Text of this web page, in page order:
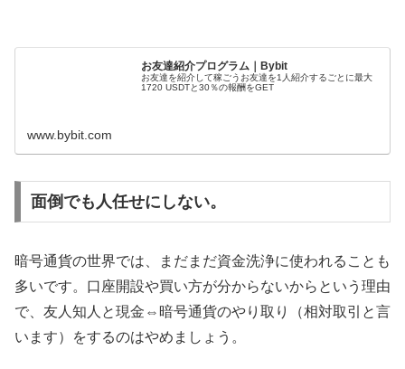
お友達紹介プログラム｜Bybit
お友達を紹介して稼ごうお友達を1人紹介するごとに最大
1720 USDTと30％の報酬をGET
www.bybit.com
面倒でも人任せにしない。
暗号通貨の世界では、まだまだ資金洗浄に使われることも
多いです。口座開設や買い方が分からないからという理由
で、友人知人と現金⇔暗号通貨のやり取り（相対取引と言
います）をするのはやめましょう。